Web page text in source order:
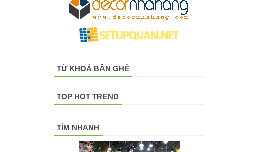
TỪ KHOÁ BÀN GHẾ
TOP HOT TREND
TÌM NHANH